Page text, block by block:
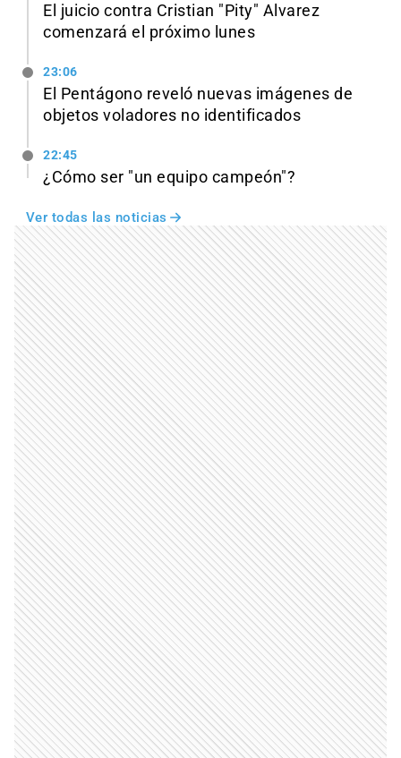
El juicio contra Cristian "Pity" Alvarez
comenzará el próximo lunes
23:06
El Pentágono reveló nuevas imágenes de
objetos voladores no identificados
22:45
¿Cómo ser "un equipo campeón"?
Ver todas las noticias